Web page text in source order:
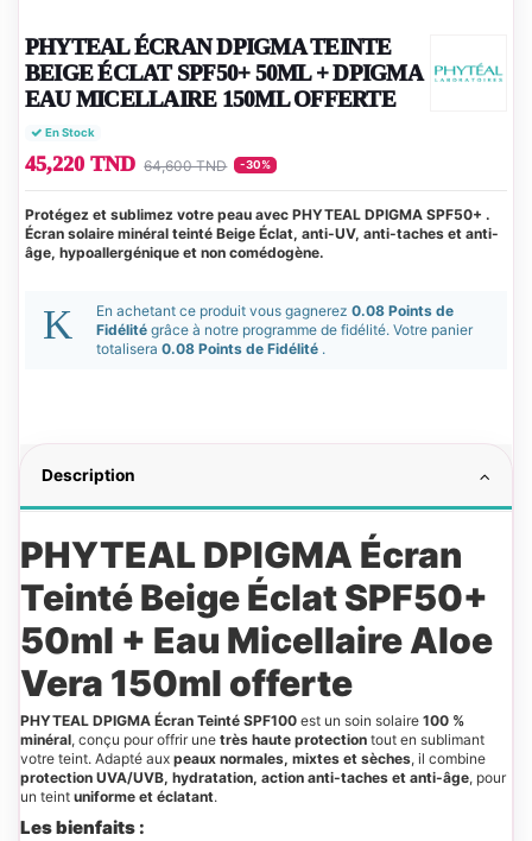
PHYTEAL ÉCRAN DPIGMA TEINTE
BEIGE ÉCLAT SPF50+ 50ML + DPIGMA
EAU MICELLAIRE 150ML OFFERTE
En Stock
45,220 TND 64,600 TND -30%
Protégez et sublimez votre peau avec PHYTEAL DPIGMA SPF50+ .
Écran solaire minéral teinté Beige Éclat, anti-UV, anti-taches et anti-
âge, hypoallergénique et non comédogène.
En achetant ce produit vous gagnerez 0.08 Points de
Fidélité grâce à notre programme de fidélité. Votre panier
totalisera 0.08 Points de Fidélité .
Description
PHYTEAL DPIGMA Écran
Teinté Beige Éclat SPF50+
50ml + Eau Micellaire Aloe
Vera 150ml offerte
PHYTEAL DPIGMA Écran Teinté SPF100 est un soin solaire 100 %
minéral, conçu pour offrir une très haute protection tout en sublimant
votre teint. Adapté aux peaux normales, mixtes et sèches, il combine
protection UVA/UVB, hydratation, action anti-taches et anti-âge, pour
un teint uniforme et éclatant.
Les bienfaits :